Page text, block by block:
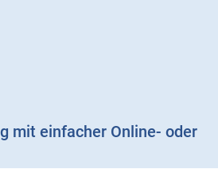
mit einfacher Online- oder